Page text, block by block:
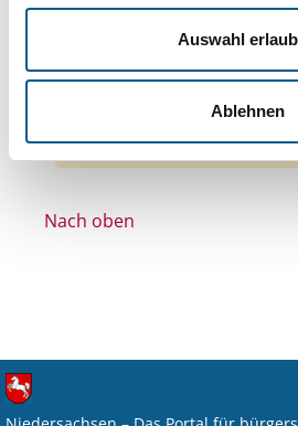
Auswahl
Ablehnen
Themen: Ländliche
Themen: Kinder, Jugendliche &
Themen: Kunst & Kultur
Nach oben